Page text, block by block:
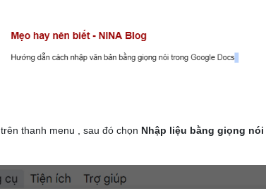
trên thanh menu , sau đó chọn Nhập liệu bằng giọng nói